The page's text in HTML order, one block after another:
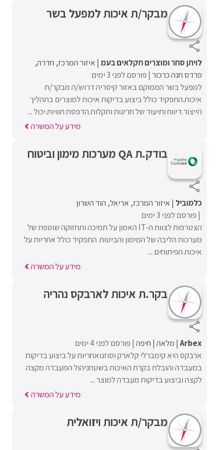
מבקר/ת איכות למפעל בשר
לויתן סחר ומוצרים חקלאים בעמ איזור המרכז חדרה
פרדס חנה כרכור פורסם לפני 3 ימים
למפעל בשר הממוקם באזור קיסריה דרוש/ה מבקר/ת
איכות.התפקיד כולל ביצוע בדיקות איכות למוצרים בתהליך
הייצור.דיווח ותיעוד של חריגות ותקלות.הדפסת תוויות.יכול ...
מידע על המשרה
בודק.ת QA מערכות מימון וביטוח
כלמוביל איזור המרכז אריאל הוד השרון
פורסם לפני 3 ימים
הצטרפות לצוות ה-IT האמון על תמיכה ותחזוקה שוטפת של
מערכות הליבה של המימון והביטוח. התפקיד כולל אחריות על
איכות הפיתוחים ...
מידע על המשרה
בקר.ת איכות לארבקס נהריה
Arbex מלאה חיפה פורסם לפני 4 ימים
ארבקס היא קימברלי קלארק וסוזנואחריות על ביצוע בדיקות
במעבדה והובלת בקרת האיכות בשטחניהול המעבדה מקצה
לקצה וביצוע בדיקות מעבדה למוצר ...
מידע על המשרה
מבקר/ת איכות ויזואלית